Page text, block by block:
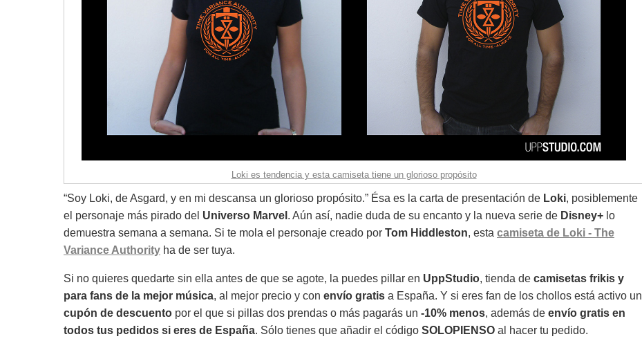
Loki es tendencia y esta camiseta tiene un glorioso propósito
“Soy Loki, de Asgard, y en mi descansa un glorioso propósito.” Ésa es la carta de presentación de Loki, posiblemente
el personaje más pirado del Universo Marvel . Aún así, nadie duda de su encanto y la nueva serie de Disney+ lo
demuestra semana a semana. Si te mola el personaje creado por Tom Hiddleston, esta camiseta de Loki - The
Variance Authority ha de ser tuya.
Si no quieres quedarte sin ella antes de que se agote, la puedes pillar en UppStudio, tienda de camisetas frikis y
para fans de la mejor música, al mejor precio y con envío gratis a España. Y si eres fan de los chollos está activo un
cupón de descuento por el que si pillas dos prendas o más pagarás un -10% menos, además de envío gratis en
todos tus pedidos si eres de España. Sólo tienes que añadir el código SOLOPIENSO al hacer tu pedido.